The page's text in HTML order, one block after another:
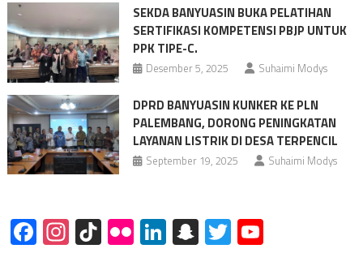
SEKDA BANYUASIN BUKA PELATIHAN
SERTIFIKASI KOMPETENSI PBJP UNTUK
PPK TIPE-C.
Desember 5, 2025 Suhaimi Modys
DPRD BANYUASIN KUNKER KE PLN
PALEMBANG, DORONG PENINGKATAN
LAYANAN LISTRIK DI DESA TERPENCIL
September 19, 2025 Suhaimi Modys
Facebook
Instagram
TikTok
FlickrLinkedIn
Snapchat
TwitterYouTube